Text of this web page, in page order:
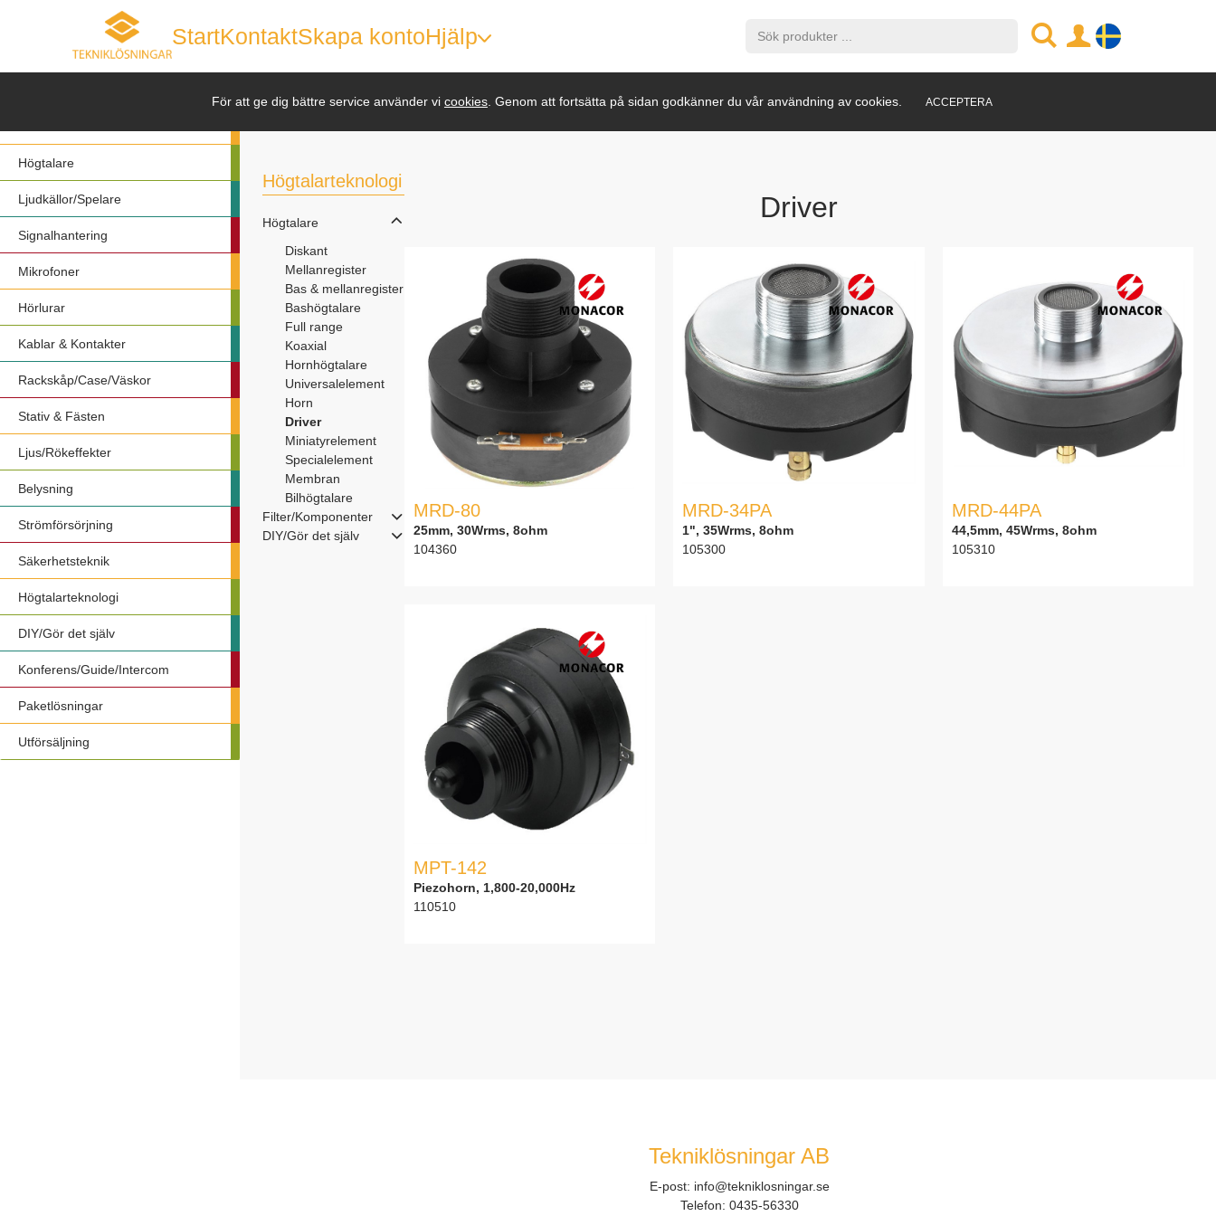
För att ge dig bättre service använder vi cookies. Genom att fortsätta på sidan godkänner du vår användning av cookies. ACCEPTERA
Högtalare
Ljudkällor/Spelare
Signalhantering
Mikrofoner
Hörlurar
Kablar & Kontakter
Rackskåp/Case/Väskor
Stativ & Fästen
Ljus/Rökeffekter
Belysning
Strömförsörjning
Säkerhetsteknik
Högtalarteknologi
DIY/Gör det själv
Konferens/Guide/Intercom
Paketlösningar
Utförsäljning
Högtalarteknologi
Högtalare
Diskant
Mellanregister
Bas & mellanregister
Bashögtalare
Full range
Koaxial
Hornhögtalare
Universalelement
Horn
Driver
Miniatyrelement
Specialelement
Membran
Bilhögtalare
Filter/Komponenter
DIY/Gör det själv
Driver
MRD-80
25mm, 30Wrms, 8ohm
104360
MRD-34PA
1", 35Wrms, 8ohm
105300
MRD-44PA
44,5mm, 45Wrms, 8ohm
105310
MPT-142
Piezohorn, 1,800-20,000Hz
110510
Tekniklösningar AB
E-post: info@tekniklosningar.se
Telefon: 0435-56330
StartKontaktSkapa kontoHjälp